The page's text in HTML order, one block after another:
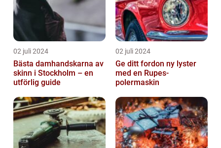
02 juli 2024
Bästa damhandskarna av
skinn i Stockholm – en
utförlig guide
02 juli 2024
Ge ditt fordon ny lyster
med en Rupes-
polermaskin